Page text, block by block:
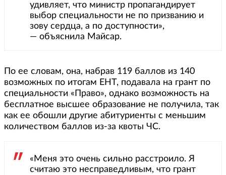
удивляет, что министр пропагандирует
выбор специальности не по призванию и
зову сердца, а по доступности»,
— объяснила Майсар.
По ее словам, она, набрав 119 баллов из 140
возможных по итогам ЕНТ, подавала на грант по
специальности «Право», однако возможность на
бесплатное высшее образование не получила, так
как ее обошли другие абитуриенты с меньшим
количеством баллов из-за квоты ЧС.
«Меня это очень сильно расстроило. Я
считаю это несправедливым, что грант